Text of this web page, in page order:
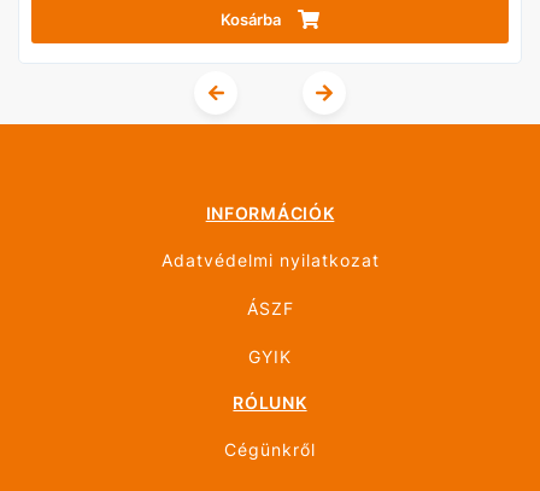
Kosárba
INFORMÁCIÓK
Adatvédelmi nyilatkozat
ÁSZF
GYIK
RÓLUNK
Cégünkről